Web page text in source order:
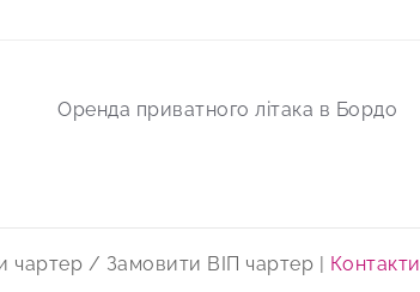
Оренда приватного літака в Бордо
чартер / Замовити ВІП чартер | Контакти